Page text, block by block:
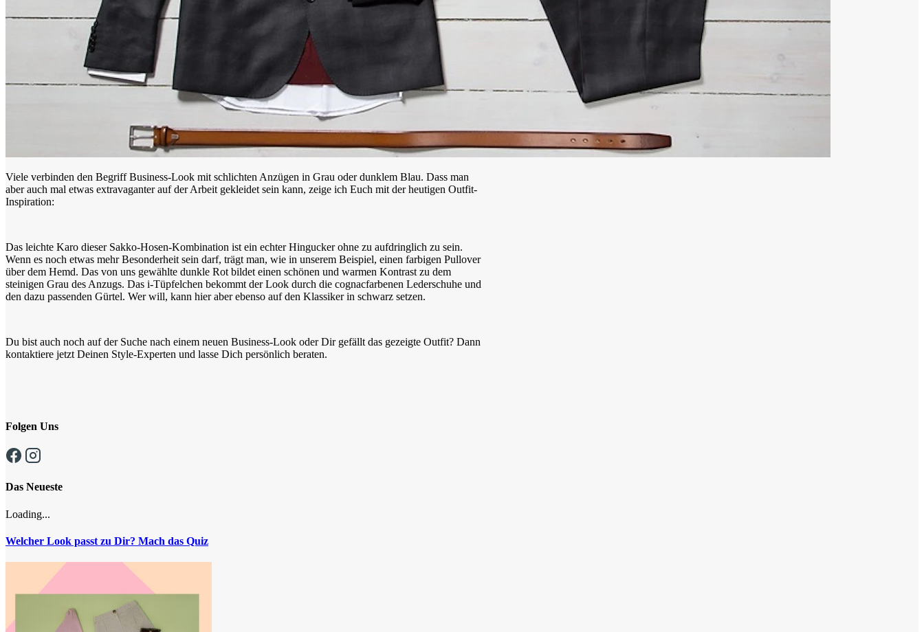
Viele verbinden den Begriff Business-Look mit schlichten Anzügen in Grau oder dunklem Blau. Dass man
aber auch mal etwas extravaganter auf der Arbeit gekleidet sein kann, zeige ich Euch mit der heutigen Outfit-
Inspiration:
Das leichte Karo dieser Sakko-Hosen-Kombination ist ein echter Hingucker ohne zu aufdringlich zu sein.
Wenn es noch etwas mehr Besonderheit sein darf, trägt man, wie in unserem Beispiel, einen farbigen Pullover
über dem Hemd. Das von uns gewählte dunkle Rot bildet einen schönen und warmen Kontrast zu dem
steinigen Grau des Anzugs. Das i-Tüpfelchen bekommt der Look durch die cognacfarbenen Lederschuhe und
den dazu passenden Gürtel. Wer will, kann hier aber ebenso auf den Klassiker in schwarz setzen.
Du bist auch noch auf der Suche nach einem neuen Business-Look oder Dir gefällt das gezeigte Outfit? Dann
kontaktiere jetzt Deinen Style-Experten und lasse Dich persönlich beraten.
Folgen Uns
Das Neueste
Loading...
Welcher Look passt zu Dir? Mach das Quiz